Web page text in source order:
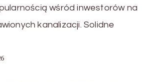
wśród inwestorów na
kanalizacji. Solidne